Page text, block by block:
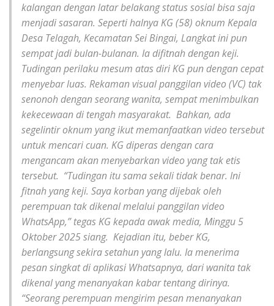
kalangan dengan latar belakang status sosial bisa saja
menjadi sasaran. Seperti halnya KG (58) oknum Kepala
Desa Telagah, Kecamatan Sei Bingai, Langkat ini pun
sempat jadi bulan-bulanan. ‎Ia difitnah dengan keji.
Tudingan perilaku mesum atas diri KG pun dengan cepat
menyebar luas. Rekaman visual panggilan video (VC) tak
senonoh dengan seorang wanita, sempat menimbulkan
kekecewaan di tengah masyarakat. ‎ ‎Bahkan, ada
segelintir oknum yang ikut memanfaatkan video tersebut
untuk mencari cuan. KG diperas dengan cara
mengancam akan menyebarkan video yang tak etis
tersebut. ‎ ‎“Tudingan itu sama sekali tidak benar. Ini
fitnah yang keji. Saya korban yang dijebak oleh
perempuan tak dikenal melalui panggilan video
WhatsApp,” tegas KG kepada awak media, Minggu 5
Oktober 2025 siang. ‎ ‎Kejadian itu, beber KG,
berlangsung sekira setahun yang lalu. Ia menerima
pesan singkat di aplikasi Whatsapnya, dari wanita tak
dikenal yang menanyakan kabar tentang dirinya. ‎
‎“Seorang perempuan mengirim pesan menanyakan